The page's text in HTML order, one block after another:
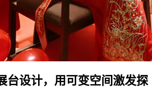
台设计，用可变空间激发探